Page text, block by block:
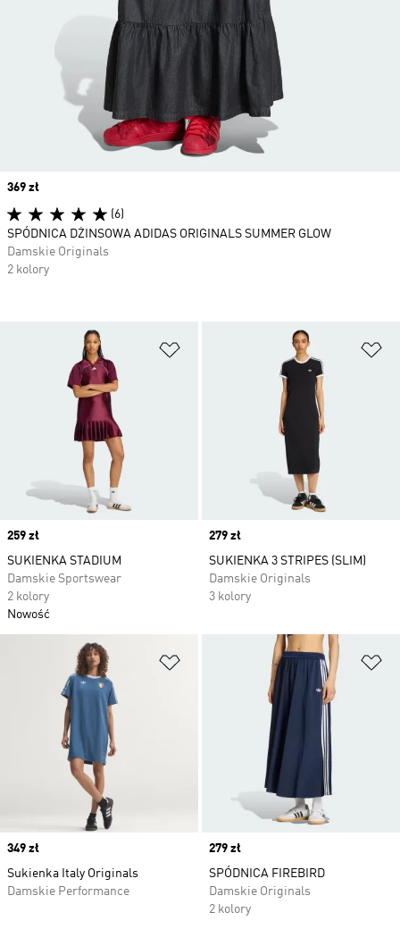
Dodaj do listy życzeń
Price
259 zł
SUKIENKA STADIUM
Damskie Sportswear
2 kolory
Nowość
Price
279 zł
SUKIENKA 3 STRIPES (SLIM)
Damskie Originals
3 kolory
Dodaj do listy życzeń
Price
349 zł
Sukienka Italy Originals
Damskie Performance
Price
279 zł
SPÓDNICA FIREBIRD
Damskie Originals
2 kolory
Price
369 zł
(6)
SPÓDNICA DŻINSOWA ADIDAS ORIGINALS SUMMER GLOW
Damskie Originals
2 kolory